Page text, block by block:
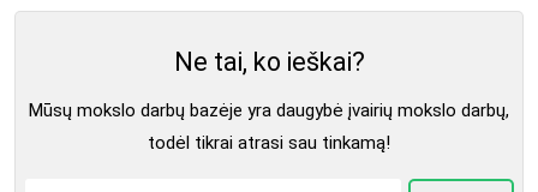
Ne tai, ko ieškai?
Mūsų mokslo darbų bazėje yra daugybė įvairių mokslo darbų,
todėl tikrai atrasi sau tinkamą!